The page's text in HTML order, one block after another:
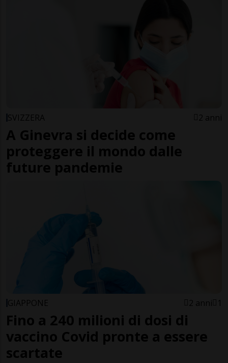
SVIZZERA 2 anni
A Ginevra si decide come
proteggere il mondo dalle
future pandemie
GIAPPONE 2 anni 1
Fino a 240 milioni di dosi di
vaccino Covid pronte a essere
scartate